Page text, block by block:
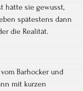
hätte sie gewusst,
spätestens dann
die Realität.
Barhocker und
mit kurzen